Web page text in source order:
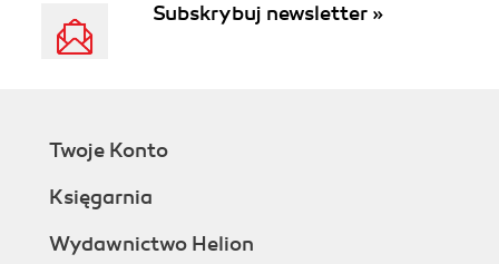
Subskrybuj newsletter »
Twoje Konto
Księgarnia
Wydawnictwo Helion